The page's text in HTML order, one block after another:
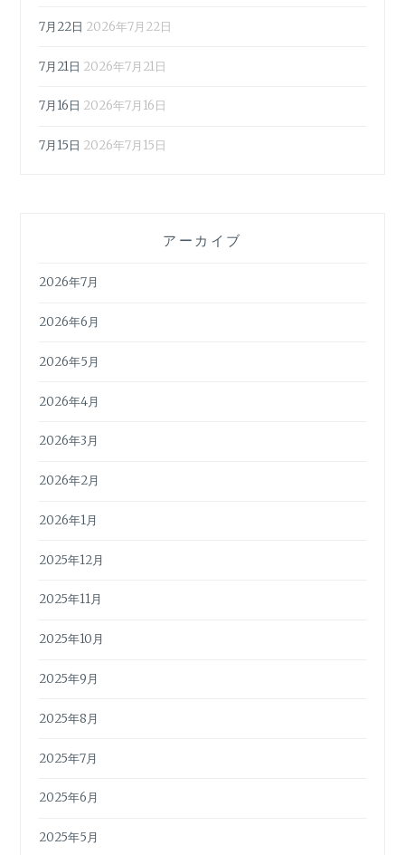
7月22日 2026年7月22日
7月21日 2026年7月21日
7月16日 2026年7月16日
7月15日 2026年7月15日
アーカイブ
2026年7月
2026年6月
2026年5月
2026年4月
2026年3月
2026年2月
2026年1月
2025年12月
2025年11月
2025年10月
2025年9月
2025年8月
2025年7月
2025年6月
2025年5月